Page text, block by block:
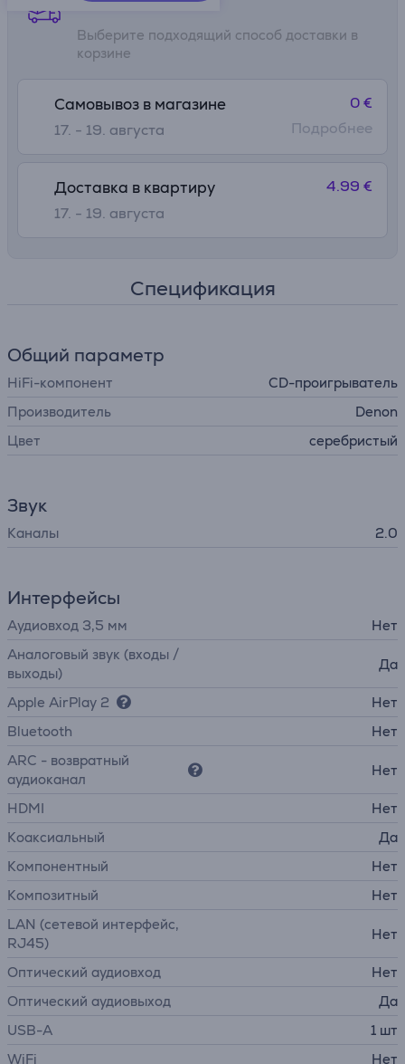
Выберите подходящий способ доставки в
корзине
Самовывоз в магазине
17. - 19. августа
0 €
Подробнее
Доставка в квартиру
17. - 19. августа
4.99 €
Спецификация
Общий параметр
HiFi-компонент
CD-проигрыватель
Производитель
Denon
Цвет
серебристый
Звук
Каналы 2.0
Интерфейсы
Аудиовход 3,5 мм
Нет
Аналоговый звук (входы /
выходы)
Да
Apple AirPlay 2
Нет
Bluetooth
Нет
ARC - возвратный
аудиоканал
Нет
HDMI
Нет
Коаксиальный
Да
Компонентный
Нет
Композитный
Нет
LAN (сетевой интерфейс,
RJ45)
Нет
Оптический аудиовход
Нет
Оптический аудиовыход
Да
USB-A
1 шт
WiFi
Нет